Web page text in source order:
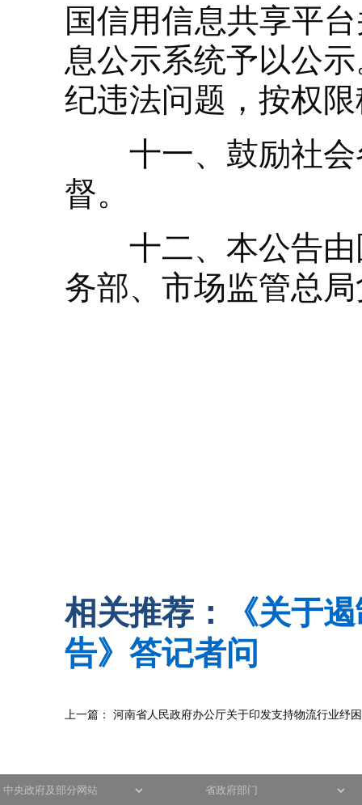
国信用信息共享平
息公示系统予以公
纪违法问题，按权
十一、鼓励社会
督。
十二、本公告由
务部、市场监管总
相关推荐：
《关于
告》答记者问
上一篇： 河南省人民政府办公厅关于印发支持物流行业纾